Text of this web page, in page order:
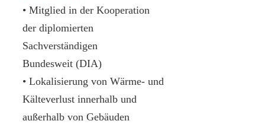
• Mitglied in der Kooperation
der diplomierten
Sachverständigen
Bundesweit (DIA)
• Lokalisierung von Wärme- und
Kälteverlust innerhalb und
außerhalb von Gebäuden